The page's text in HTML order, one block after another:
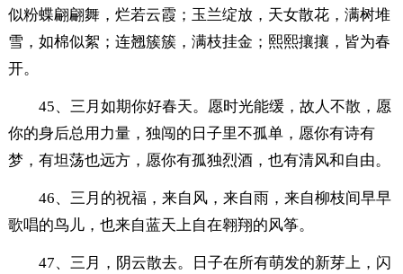
似粉蝶翩翩舞，烂若云霞；玉兰绽放，天女散花，满树堆
雪，如棉似絮；连翘簇簇，满枝挂金；熙熙攘攘，皆为春
开。
45、三月如期你好春天。愿时光能缓，故人不散，愿
你的身后总用力量，独闯的日子里不孤单，愿你有诗有
梦，有坦荡也远方，愿你有孤独烈酒，也有清风和自由。
46、三月的祝福，来自风，来自雨，来自柳枝间早早
歌唱的鸟儿，也来自蓝天上自在翱翔的风筝。
47、三月，阴云散去。日子在所有萌发的新芽上，闪